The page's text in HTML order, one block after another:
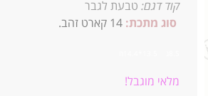
קוד דגם: טבעת לגבר
סוג מתכת: 14 קארט זהב.
מלאי מוגבל!